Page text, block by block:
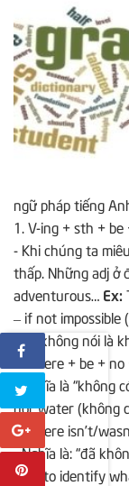
ngữ pháp tiếng
1. V-ing + sth +
- Khi chúng ta
thấp. Những adj ở
adventurous… Ex:
– if not impossible
nếu không nói là
2. There + be +
- Nghĩa là “không
nor water (không
3. There isn’t/
- Nghĩa là: “đã
time to identify